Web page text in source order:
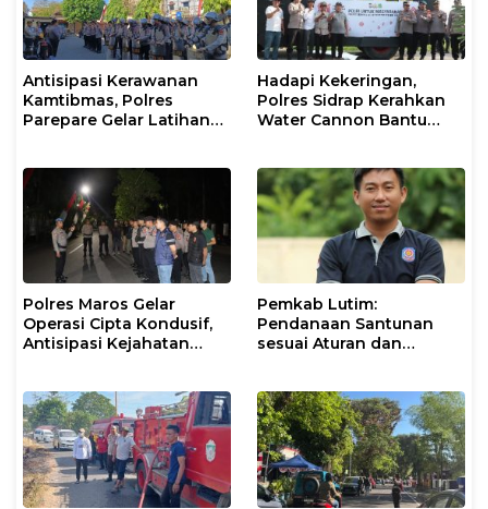
Antisipasi Kerawanan
Kamtibmas, Polres
Parepare Gelar Latihan
Hadapi Kekeringan,
Polres Sidrap Kerahkan
Water Cannon Bantu
Polres Maros Gelar
Operasi Cipta Kondusif,
Antisipasi Kejahatan
Pemkab Lutim:
Pendanaan Santunan
sesuai Aturan dan